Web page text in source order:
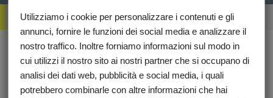
RIchieste
Non hai richieste in corso
Utilizziamo i cookie per personalizzare i contenuti e gli
annunci, fornire le funzioni dei social media e analizzare il
nostro traffico. Inoltre forniamo informazioni sul modo in
cui utilizzi il nostro sito ai nostri partner che si occupano di
analisi dei dati web, pubblicità e social media, i quali
potrebbero combinarle con altre informazioni che hai